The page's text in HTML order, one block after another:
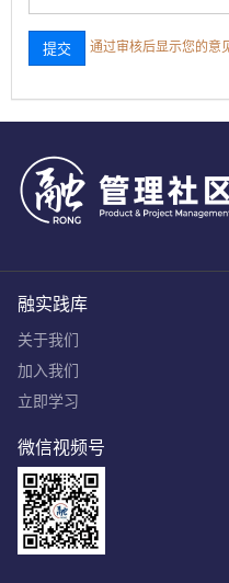
通过审核后显示您的意
融实践库
关于我们
加入我们
立即学习
微信视频号